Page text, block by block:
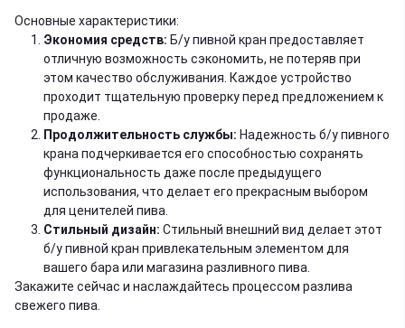
Основные характеристики:
Экономия средств: Б/у пивной кран предоставляет
отличную возможность сэкономить, не потеряв при
этом качество обслуживания. Каждое устройство
проходит тщательную проверку перед предложением к
продаже.
Продолжительность службы: Надежность б/у пивного
крана подчеркивается его способностью сохранять
функциональность даже после предыдущего
использования, что делает его прекрасным выбором
для ценителей пива.
Стильный дизайн: Стильный внешний вид делает этот
б/у пивной кран привлекательным элементом для
вашего бара или магазина разливного пива.
Закажите сейчас и наслаждайтесь процессом разлива
свежего пива.